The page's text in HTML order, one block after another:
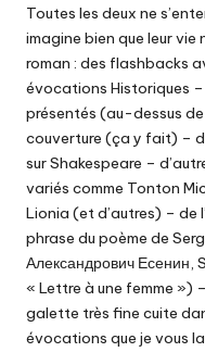
Toutes les deux ne
imagine bien que leur vie
roman : des flashbacks
évocations Historiques
présentés (au-dessus
couverture (ça y fait) –
sur Shakespeare –
variés comme Tonton
Lionia (et d’autres) – de
phrase du poème de
Александрович Есенин,
« Lettre à une femme »)
galette très fine cuite
évocations que je vous